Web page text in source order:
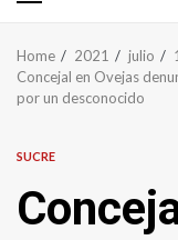
Home 2021 julio
Concejal en Ovejas
por un desconocido
SUCRE